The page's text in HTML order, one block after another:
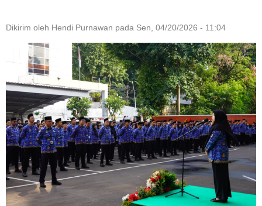
Dikirim oleh Hendi Purnawan pada Sen, 04/20/2026 - 11:04